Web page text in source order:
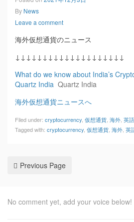
By News
Leave a comment
海外仮想通貨のニュース
↓↓↓↓↓↓↓↓↓↓↓↓↓↓↓↓↓↓↓↓
What do we know about India’s
Quartz India Quartz India
海外仮想通貨ニュースへ
Filed under: cryptocurrency 仮想通貨 海外 英語
Tagged with: cryptocurrency 仮想通貨 海外 英
Previous Page
No comment yet, add your voice below!